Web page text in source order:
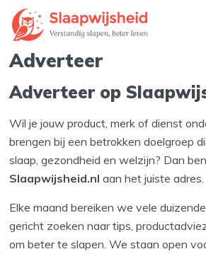
Adverteer
Adverteer op
Wil je jouw product, merk of dienst
brengen bij een betrokken doelgroep
slaap, gezondheid en welzijn? Dan
Slaapwijsheid.nl aan het juiste adres.
Elke maand bereiken we vele
gericht zoeken naar tips,
om beter te slapen. We staan open